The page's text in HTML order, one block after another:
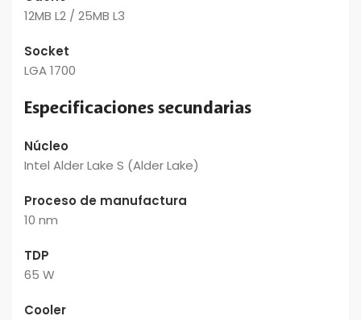
12MB L2 / 25MB L3
Socket
LGA 1700
Especificaciones secundarias
Núcleo
Intel Alder Lake S (Alder Lake)
Proceso de manufactura
10 nm
TDP
65 W
Cooler